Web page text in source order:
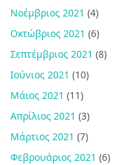
Νοέμβριος 2021 (4)
Οκτώβριος 2021 (6)
Σεπτέμβριος 2021 (8)
Ιούνιος 2021 (10)
Μάιος 2021 (11)
Απρίλιος 2021 (3)
Μάρτιος 2021 (7)
Φεβρουάριος 2021 (6)